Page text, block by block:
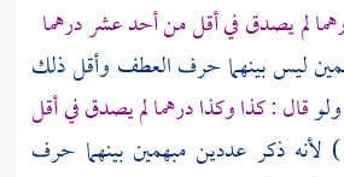
لم يصدق في أقل من أحد عشر درهما
ليس بينهما حرف العطف وأقل ذلك
قال : كذا وكذا درهما لم يصدق في أقل
) لأنه ذكر عددين مبهمين بينهما حرف